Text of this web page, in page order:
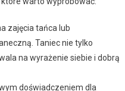
zajęcia tańca lub
Taniec nie tylko
na wyrażenie siebie i dobrą
doświadczeniem dla